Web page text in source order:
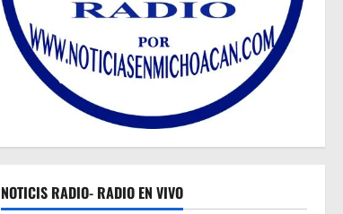
NOTICIS RADIO- RADIO EN VIVO